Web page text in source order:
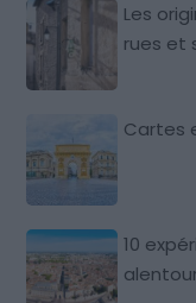
Les
rues et
Cartes
10